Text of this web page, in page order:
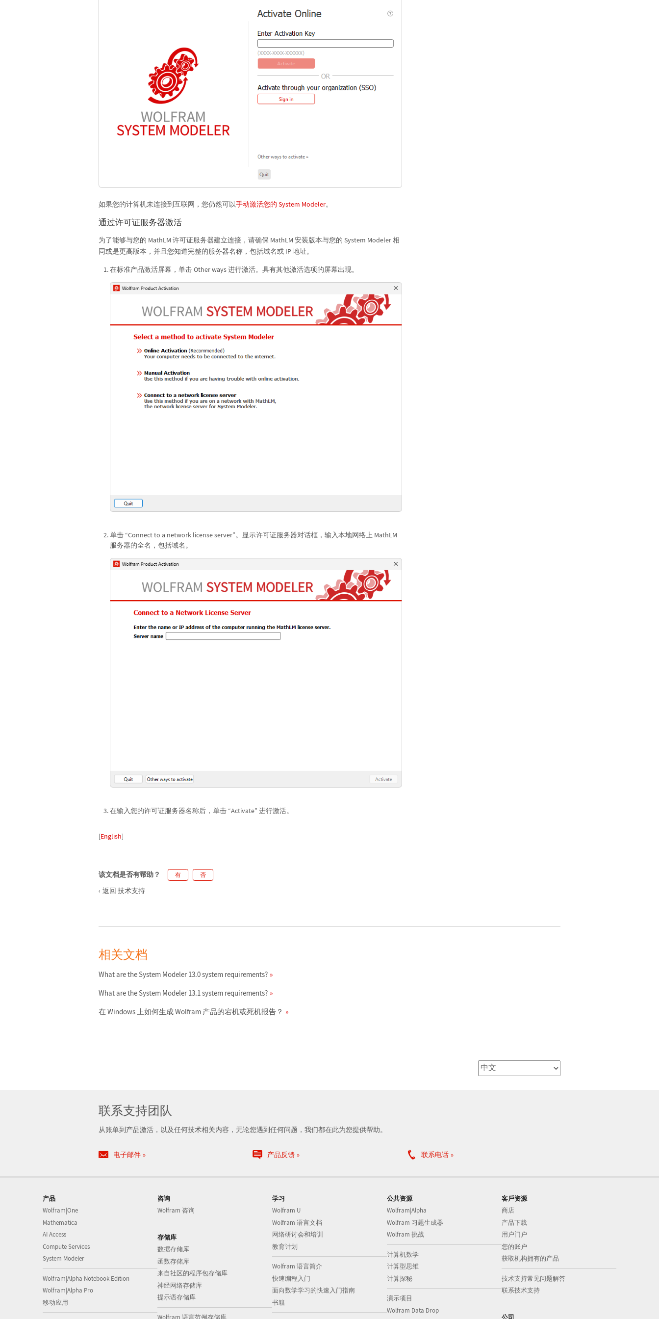
如果您的计算机未连接到互联网，您仍然可以手动激活您的 System Modeler。
通过许可证服务器激活
为了能够与您的 MathLM 许可证服务器建立连接，请确保 MathLM 安装版本与您的 System Modeler 相
同或是更高版本，并且您知道完整的服务器名称，包括域名或 IP 地址。
在标准产品激活屏幕，单击 Other ways 进行激活。具有其他激活选项的屏幕出现。
单击 “Connect to a network license server”。显示许可证服务器对话框，输入本地网络上 MathLM
服务器的全名，包括域名。
在输入您的许可证服务器名称后，单击 “Activate” 进行激活。
[English]
该文档是否有帮助？ 有 否
返回 技术支持
相关文档
What are the System Modeler 13.0 system requirements?
What are the System Modeler 13.1 system requirements?
在 Windows 上如何生成 Wolfram 产品的宕机或死机报告？
联系支持团队
从账单到产品激活，以及任何技术相关内容，无论您遇到任何问题，我们都在此为您提供帮助。
电子邮件 产品反馈 联系电话
产品
Wolfram|One
Mathematica
AI Access
Compute Services
System Modeler
Wolfram|Alpha Notebook Edition
Wolfram|Alpha Pro
移动应用
咨询
Wolfram 咨询
存储库
数据存储库
函数存储库
来自社区的程序包存储库
神经网络存储库
提示语存储库
Wolfram 语言范例存储库
学习
Wolfram U
Wolfram 语言文档
网络研讨会和培训
教育计划
Wolfram 语言简介
快速编程入门
面向数学学习的快速入门指南
书籍
公共资源
Wolfram|Alpha
Wolfram 习题生成器
Wolfram 挑战
计算机数学
计算型思维
计算探秘
演示项目
Wolfram Data Drop
客戶资源
商店
产品下载
用户门户
您的账户
获取机构拥有的产品
技术支持常见问题解答
联系技术支持
公司